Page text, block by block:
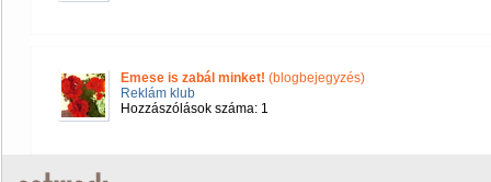
Emese is zabál minket! (blogbejegyzés)
Reklám klub
Hozzászólások száma: 1